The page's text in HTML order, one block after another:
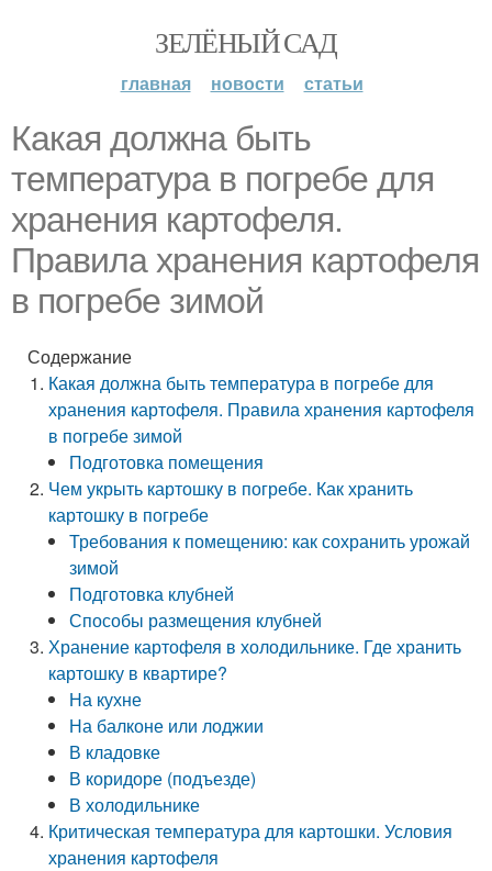
ЗЕЛЁНЫЙ САД
главная новости статьи
Какая должна быть
температура в погребе для
хранения картофеля.
Правила хранения картофеля
в погребе зимой
Содержание
Какая должна быть температура в погребе для
хранения картофеля. Правила хранения картофеля
в погребе зимой
Подготовка помещения
Чем укрыть картошку в погребе. Как хранить
картошку в погребе
Требования к помещению: как сохранить урожай
зимой
Подготовка клубней
Способы размещения клубней
Хранение картофеля в холодильнике. Где хранить
картошку в квартире?
На кухне
На балконе или лоджии
В кладовке
В коридоре (подъезде)
В холодильнике
Критическая температура для картошки. Условия
хранения картофеля